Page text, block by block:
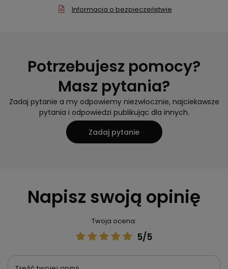
Informacja o bezpieczeństwie
Potrzebujesz pomocy?
Masz pytania?
Zadaj pytanie a my odpowiemy niezwłocznie, najciekawsze
pytania i odpowiedzi publikując dla innych.
Zadaj pytanie
Napisz swoją opinię
Twoja ocena:
5/5